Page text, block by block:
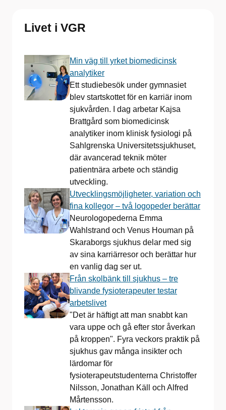
Livet i VGR
Min väg till yrket biomedicinsk
analytiker
Ett studiebesök under gymnasiet
blev startskottet för en karriär inom
sjukvården. I dag arbetar Kajsa
Brattgård som biomedicinsk
analytiker inom klinisk fysiologi på
Sahlgrenska Universitetssjukhuset,
där avancerad teknik möter
patientnära arbete och ständig
utveckling.
Utvecklingsmöjligheter, variation och
fina kollegor – två logopeder berättar
Neurologopederna Emma
Wahlstrand och Venus Houman på
Skaraborgs sjukhus delar med sig
av sina karriärresor och berättar hur
en vanlig dag ser ut.
Från skolbänk till sjukhus – tre
blivande fysioterapeuter testar
arbetslivet
"Det är häftigt att man snabbt kan
vara uppe och gå efter stor åverkan
på kroppen". Fyra veckors praktik på
sjukhus gav många insikter och
lärdomar för
fysioterapeutstudenterna Christoffer
Nilsson, Jonathan Käll och Alfred
Mårtensson.